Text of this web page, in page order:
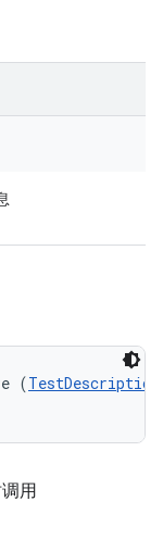
(TestDescription
用